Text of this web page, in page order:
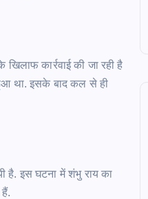
कार्रवाई की जा रही है
हुआ था. इसके बाद कल से ही
है. इस घटना में शंभु राय का